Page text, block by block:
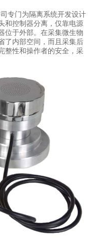
专门为隔离系统开发设计
和控制器分离，仅靠电源
位于外部。在采集微生物
了内部空间，而且采集后
整性和操作者的安全，采